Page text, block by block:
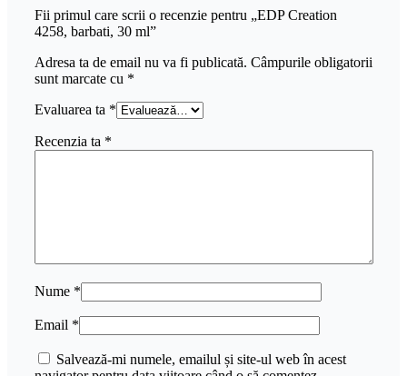
Fii primul care scrii o recenzie pentru „EDP Creation
4258, barbati, 30 ml”
Adresa ta de email nu va fi publicată. Câmpurile obligatorii
sunt marcate cu *
Evaluarea ta *
Recenzia ta *
Nume *
Email *
Salvează-mi numele, emailul și site-ul web în acest